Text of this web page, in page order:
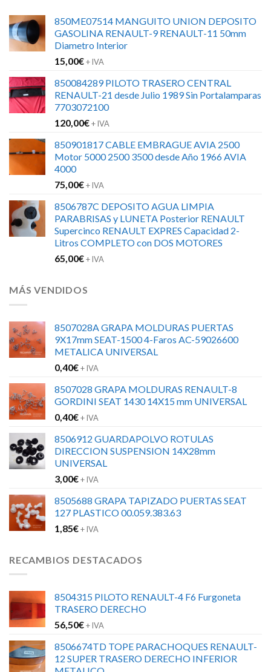
850ME07514 MANGUITO UNION DEPOSITO
GASOLINA RENAULT-9 RENAULT-11 50mm
Diametro Interior
15,00€+ IVA
850084289 PILOTO TRASERO CENTRAL
RENAULT-21 desde Julio 1989 Sin Portalamparas
7703072100
120,00€+ IVA
850901817 CABLE EMBRAGUE AVIA 2500
Motor 5000 2500 3500 desde Año 1966 AVIA
4000
75,00€+ IVA
8506787C DEPOSITO AGUA LIMPIA
PARABRISAS y LUNETA Posterior RENAULT
Supercinco RENAULT EXPRES Capacidad 2-
Litros COMPLETO con DOS MOTORES
65,00€+ IVA
MÁS VENDIDOS
8507028A GRAPA MOLDURAS PUERTAS
9X17mm SEAT-1500 4-Faros AC-59026600
METALICA UNIVERSAL
0,40€+ IVA
8507028 GRAPA MOLDURAS RENAULT-8
GORDINI SEAT 1430 14X15 mm UNIVERSAL
0,40€+ IVA
8506912 GUARDAPOLVO ROTULAS
DIRECCION SUSPENSION 14X28mm
UNIVERSAL
3,00€+ IVA
8505688 GRAPA TAPIZADO PUERTAS SEAT
127 PLASTICO 00.059.383.63
1,85€+ IVA
RECAMBIOS DESTACADOS
8504315 PILOTO RENAULT-4 F6 Furgoneta
TRASERO DERECHO
56,50€+ IVA
8506674TD TOPE PARACHOQUES RENAULT-
12 SUPER TRASERO DERECHO INFERIOR